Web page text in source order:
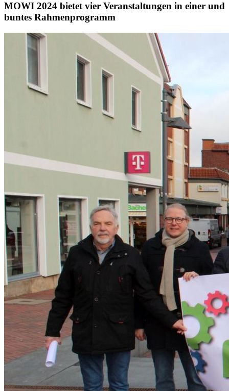
MOWI 2024 bietet vier Veranstaltungen in einer und
buntes Rahmenprogramm